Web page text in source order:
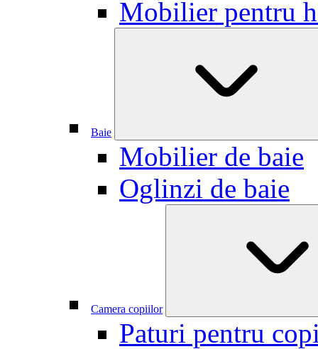
Mobilier pentru
Baie
Mobilier de baie
Oglinzi de baie
Camera copiilor
Paturi pentru